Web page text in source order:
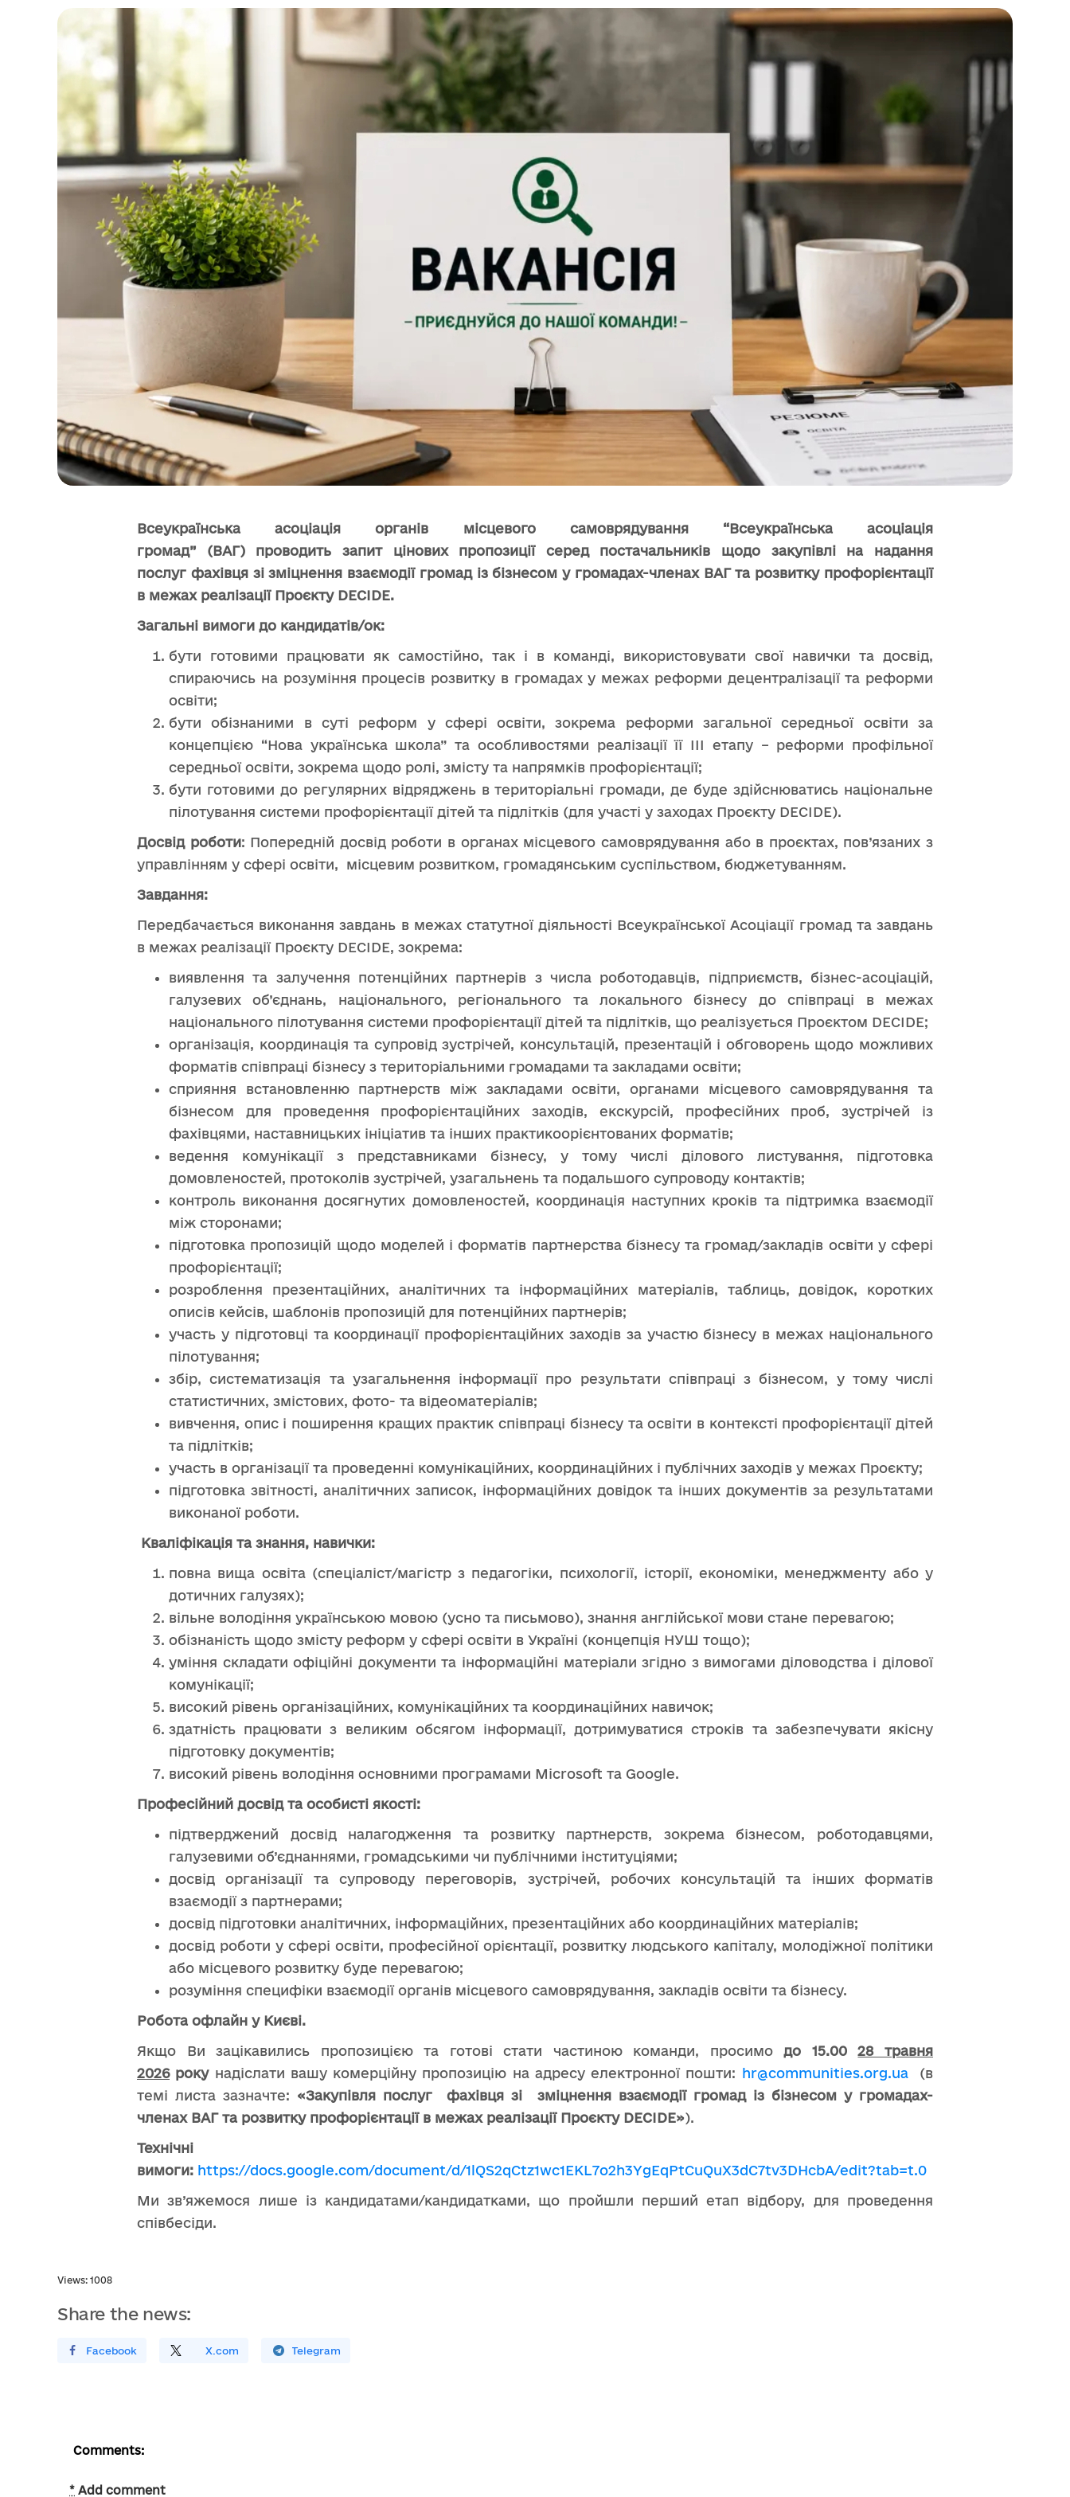
Всеукраїнська асоціація органів місцевого самоврядування “Всеукраїнська асоціація
громад” (ВАГ) проводить запит цінових пропозиції серед постачальників щодо закупівлі
на надання
послуг фахівця зі зміцнення взаємодії громад із бізнесом у громадах-членах ВАГ та розвитку профорієнтації
в межах реалізації Проєкту DECIDE.
Загальні вимоги до кандидатів/ок:
бути готовими працювати як самостійно, так і в команді, використовувати свої навички та досвід,
спираючись на розуміння процесів розвитку в громадах у межах реформи децентралізації та реформи
освіти;
бути обізнаними в суті реформ у сфері освіти, зокрема реформи загальної середньої освіти за
концепцією “Нова українська школа” та особливостями реалізації її ІІІ етапу – реформи профільної
середньої освіти, зокрема щодо ролі, змісту та напрямків профорієнтації;
бути готовими до регулярних відряджень в територіальні громади, де буде здійснюватись національне
пілотування системи профорієнтації дітей та підлітків (для участі у заходах Проєкту DECIDE).
Досвід роботи: Попередній досвід роботи в органах місцевого самоврядування або в проєктах, пов’язаних з
управлінням у сфері освіти, місцевим розвитком, громадянським суспільством, бюджетуванням.
Завдання:
Передбачається виконання завдань в межах статутної діяльності Всеукраїнської Асоціації громад та завдань
в межах реалізації Проєкту DECIDE, зокрема:
виявлення та залучення потенційних партнерів з числа роботодавців, підприємств, бізнес-асоціацій,
галузевих об’єднань, національного, регіонального та локального бізнесу до співпраці в межах
національного пілотування системи профорієнтації дітей та підлітків, що реалізується Проєктом DECIDE;
організація, координація та супровід зустрічей, консультацій, презентацій і обговорень щодо можливих
форматів співпраці бізнесу з територіальними громадами та закладами освіти;
сприяння встановленню партнерств між закладами освіти, органами місцевого самоврядування та
бізнесом для проведення профорієнтаційних заходів, екскурсій, професійних проб, зустрічей із
фахівцями, наставницьких ініціатив та інших практикоорієнтованих форматів;
ведення комунікації з представниками бізнесу, у тому числі ділового листування, підготовка
домовленостей, протоколів зустрічей, узагальнень та подальшого супроводу контактів;
контроль виконання досягнутих домовленостей, координація наступних кроків та підтримка взаємодії
між сторонами;
підготовка пропозицій щодо моделей і форматів партнерства бізнесу та громад/закладів освіти у сфері
профорієнтації;
розроблення презентаційних, аналітичних та інформаційних матеріалів, таблиць, довідок, коротких
описів кейсів, шаблонів пропозицій для потенційних партнерів;
участь у підготовці та координації профорієнтаційних заходів за участю бізнесу в межах національного
пілотування;
збір, систематизація та узагальнення інформації про результати співпраці з бізнесом, у тому числі
статистичних, змістових, фото- та відеоматеріалів;
вивчення, опис і поширення кращих практик співпраці бізнесу та освіти в контексті профорієнтації дітей
та підлітків;
участь в організації та проведенні комунікаційних, координаційних і публічних заходів у межах Проєкту;
підготовка звітності, аналітичних записок, інформаційних довідок та інших документів за результатами
виконаної роботи.
Кваліфікація та знання, навички:
повна вища освіта (спеціаліст/магістр з педагогіки, психології, історії, економіки, менеджменту або у
дотичних галузях);
вільне володіння українською мовою (усно та письмово), знання англійської мови стане перевагою;
обізнаність щодо змісту реформ у сфері освіти в Україні (концепція НУШ тощо);
уміння складати офіційні документи та інформаційні матеріали згідно з вимогами діловодства і ділової
комунікації;
високий рівень організаційних, комунікаційних та координаційних навичок;
здатність працювати з великим обсягом інформації, дотримуватися строків та забезпечувати якісну
підготовку документів;
високий рівень володіння основними програмами Microsoft та Google.
Професійний досвід та особисті якості:
підтверджений досвід налагодження та розвитку партнерств, зокрема бізнесом, роботодавцями,
галузевими об’єднаннями, громадськими чи публічними інституціями;
досвід організації та супроводу переговорів, зустрічей, робочих консультацій та інших форматів
взаємодії з партнерами;
досвід підготовки аналітичних, інформаційних, презентаційних або координаційних матеріалів;
досвід роботи у сфері освіти, професійної орієнтації, розвитку людського капіталу, молодіжної політики
або місцевого розвитку буде перевагою;
розуміння специфіки взаємодії органів місцевого самоврядування, закладів освіти та бізнесу.
Робота офлайн у Києві.
Якщо Ви зацікавились пропозицією та готові стати частиною команди, просимодо 15.0028 травня
2026рокунадіслати вашу комерційну пропозицію на адресу електронної пошти: hr@communities.org.ua(в
темі листа зазначте: «Закупівля послуг фахівця зі зміцнення взаємодії громад із бізнесом у громадах-
членах ВАГ та розвитку профорієнтації в межах реалізації Проєкту DECIDE»).
Технічні
вимоги: https://docs.google.com/document/d/1lQS2qCtz1wc1EKL7o2h3YgEqPtCuQuX3dC7tv3DHcbA/edit?tab=t.0
Ми зв’яжемося лише із кандидатами/кандидатками, що пройшли перший етап відбору, для проведення
співбесіди.
Views: 1008
Share the news:
Поширити У FacebookПоділитись X.comПоширити У Telegram
Comments:
* Add comment